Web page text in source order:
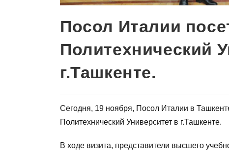
Посол Италии
Политехнический
г.Ташкенте.
Сегодня, 19 ноября, Посол Италии в
Политехнический Университет в г.Ташкенте.
В ходе визита, представители высшего